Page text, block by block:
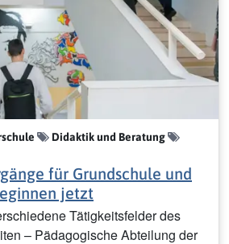
Didaktik und Beratung
für Grundschule und
jetzt
Tätigkeitsfelder des
– Pädagogische Abteilung der